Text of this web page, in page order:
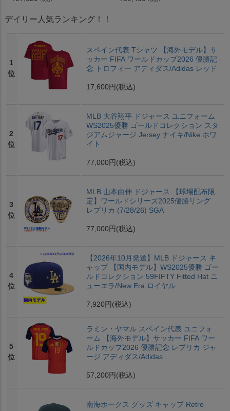
デイリー人気ランキング！！
1
位
スペイン代表 Tシャツ 【海外モデル】サ
ッカー FIFA ワールドカップ2026 優勝記
念 トロフィー アディダス/Adidas レッド
17,600円 (税込)
2
位
MLB 大谷翔平 ドジャース ユニフォーム
WS2025優勝 ゴールドコレクション スタ
ジアムジャージ Jersey ナイキ/Nike ホワ
イト
77,000円 (税込)
3
位
MLB 山本由伸 ドジャース 【球場配布限
定】ワールドシリーズ2025優勝リング
レプリカ (7/28/26) SGA
77,000円 (税込)
4
位
【2026年10月発送】MLB ドジャース キ
ャップ 【国内モデル】WS2025優勝 ゴー
ルドコレクション 59FIFTY Fitted Hat ニ
ューエラ/New Era ロイヤル
7,920円 (税込)
5
位
ラミン・ヤマル スペイン代表 ユニフォ
ーム 【海外モデル】サッカー FIFA ワー
ルドカップ2026 優勝記念 レプリカ ジャ
ージ アディダス/Adidas
57,200円 (税込)
南海ホークス グッズ キャップ Retro